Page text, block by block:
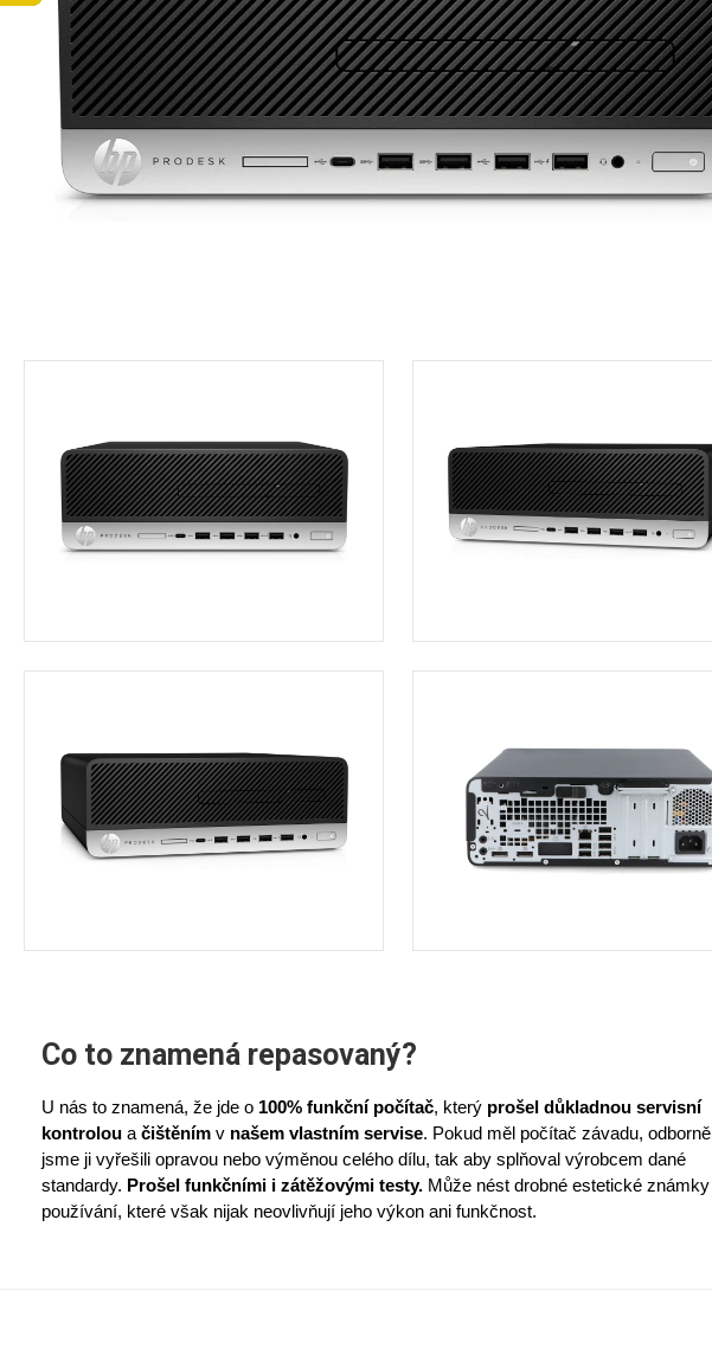
Co to znamená repasovaný?
U nás to znamená, že jde o 100% funkční počítač, který prošel důkladnou servisní
kontrolou a čištěním v našem vlastním servise. Pokud měl počítač závadu, odborně
jsme ji vyřešili opravou nebo výměnou celého dílu, tak aby splňoval výrobcem dané
standardy. Prošel funkčními i zátěžovými testy. Může nést drobné estetické známky
používání, které však nijak neovlivňují jeho výkon ani funkčnost.